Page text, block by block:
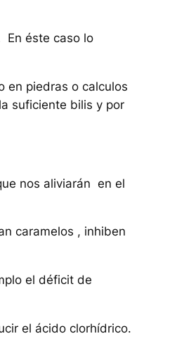
En éste caso lo
en piedras o calculos
suficiente bilis y por
nos aliviarán en el
caramelos , inhiben
el déficit de
el ácido clorhídrico.